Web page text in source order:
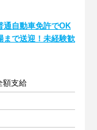
通自動車免許でOK
で送迎！未経験歓
額支給